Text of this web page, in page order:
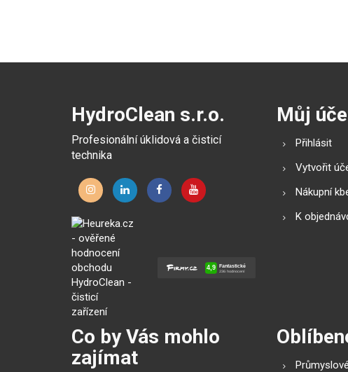
HydroClean s.r.o.
Profesionální úklidová a čisticí
technika
Můj
Přihlásit
Vytvořit
Nákupní
K
Co by Vás mohlo
zajímat